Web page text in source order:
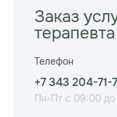
Заказ
терапевта
Телефон
+7 343 204-71-
Пн-Пт с 09:00